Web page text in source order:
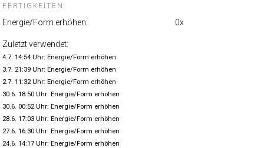
FERTIGKEITEN:
Energie/Form erhöhen: 0x
Zuletzt verwendet:
4.7. 14:54 Uhr: Energie/Form erhöhen
3.7. 21:39 Uhr: Energie/Form erhöhen
2.7. 11:32 Uhr: Energie/Form erhöhen
30.6. 18:50 Uhr: Energie/Form erhöhen
30.6. 00:52 Uhr: Energie/Form erhöhen
28.6. 17:03 Uhr: Energie/Form erhöhen
27.6. 16:30 Uhr: Energie/Form erhöhen
24.6. 14:17 Uhr: Energie/Form erhöhen